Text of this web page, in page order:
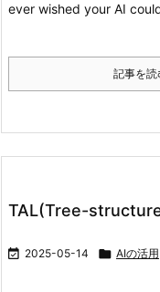
ever wished your AI
記事を読
TAL(Tree-
 2025-05-14  AIの活用